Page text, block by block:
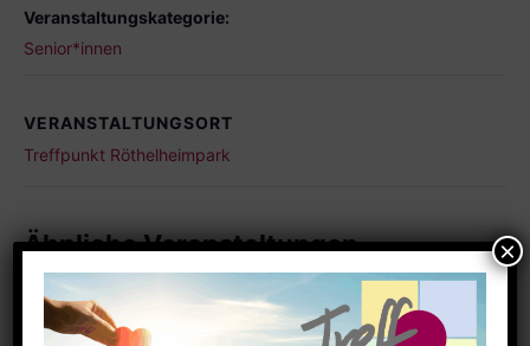
Veranstaltungskategorie:
Senior*innen
VERANSTALTUNGSORT
Treffpunkt Röthelheimpark
Ähnliche Veranstaltungen